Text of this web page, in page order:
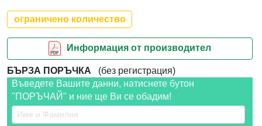
ограничено количество
Информация от производител
БЪРЗА ПОРЪЧКА (без регистрация)
Въведете Вашите данни, натиснете бутон
"ПОРЪЧАЙ" и ние ще Ви се обадим!